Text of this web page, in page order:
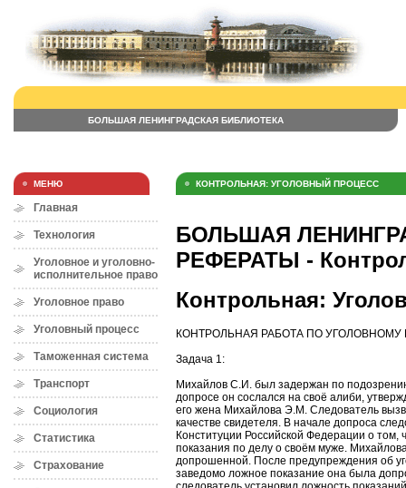
БОЛЬШАЯ ЛЕНИНГРАДСКАЯ БИБЛИОТЕКА
МЕНЮ
Главная
Технология
Уголовное и уголовно-
исполнительное право
Уголовное право
Уголовный процесс
Таможенная система
Транспорт
Социология
Статистика
Страхование
КОНТРОЛЬНАЯ: УГОЛОВНЫЙ ПРОЦЕСС
БОЛЬШАЯ
РЕФЕРАТЫ -
Контрольная:
КОНТРОЛЬНАЯ РАБОТА ПО
Задача 1:
Михайлов С.И. был задержан по
допросе он сослался на своё алиби,
его жена Михайлова Э.М. Следователь
качестве свидетеля. В начале допроса
Конституции Российской Федерации о том,
показания по делу о своём муже.
допрошенной. После предупреждения об
заведомо ложное показание она была